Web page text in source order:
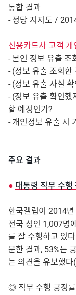
통합 결과
- 정당 지지도 /
신용카드사 고객
- 본인 정보 유출 조
- (정보 유출 조회한
- (정보 유출 사실
- (정보 유출 확인했
할 예정인가?
- 개인정보 유출 시
주요 결과
● 대통령 직무 수행
한국갤럽이 2014
전국 성인 1,007명
를 잘 수행하고 있
문한 결과, 53%는
는 의견을 유보했
◎ 직무 수행 긍정률